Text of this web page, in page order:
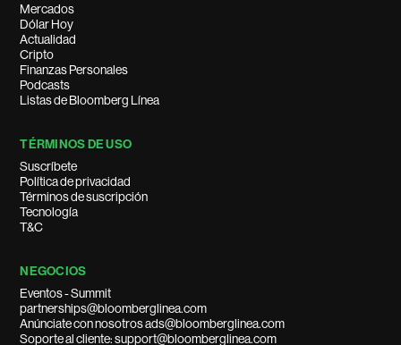
Mercados
Dólar Hoy
Actualidad
Cripto
Finanzas Personales
Podcasts
Listas de Bloomberg Línea
TÉRMINOS DE USO
Suscríbete
Política de privacidad
Términos de suscripción
Tecnología
T&C
NEGOCIOS
Eventos - Summit
partnerships@bloomberglinea.com
Anúnciate con nosotros ads@bloomberglinea.com
Soporte al cliente: support@bloomberglinea.com